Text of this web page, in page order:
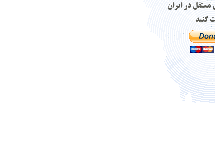
مستقل در ایران
کنید